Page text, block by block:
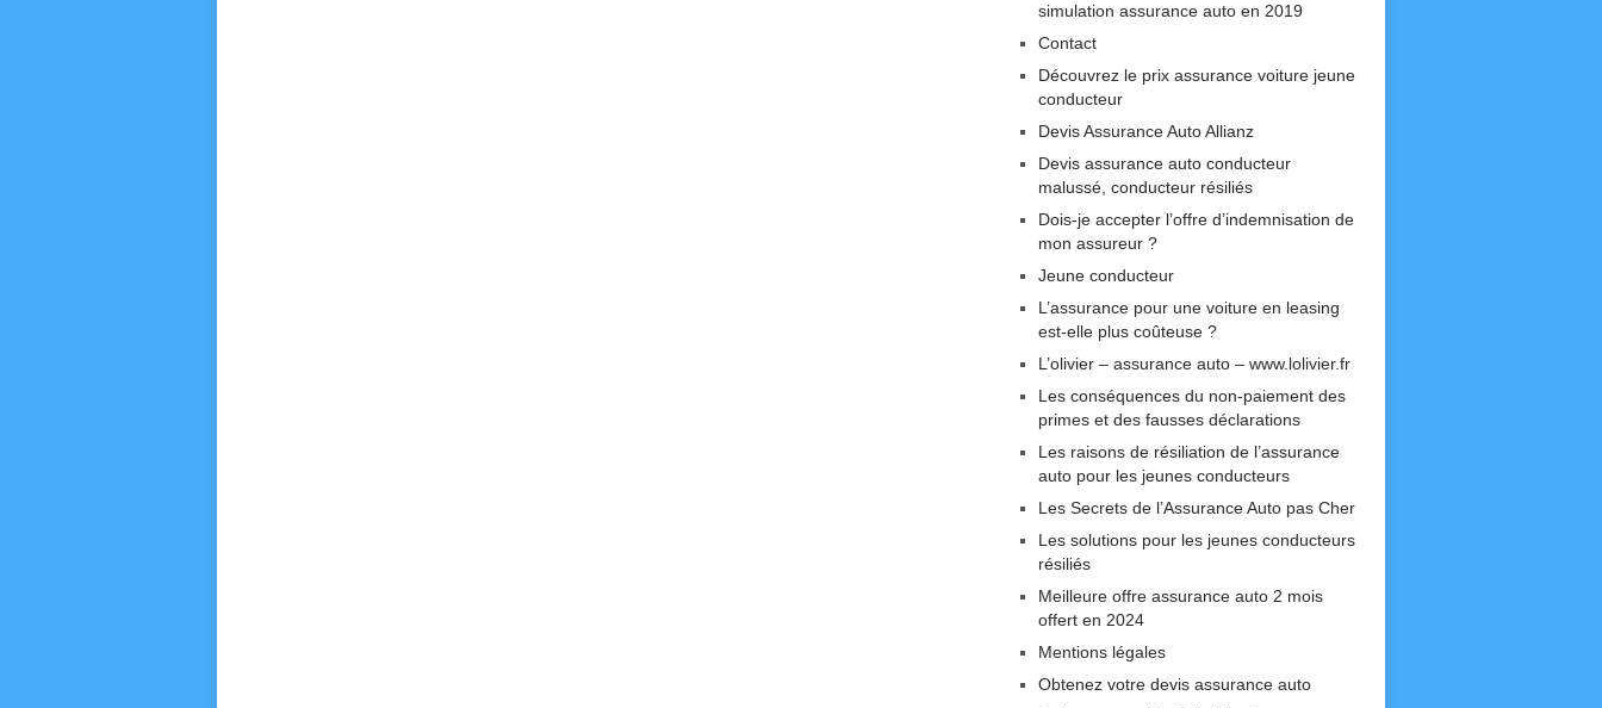
simulation assurance auto en 2019
Contact
Découvrez le prix assurance voiture jeune
conducteur
Devis Assurance Auto Allianz
Devis assurance auto conducteur
malussé, conducteur résiliés
Dois-je accepter l’offre d’indemnisation de
mon assureur ?
Jeune conducteur
L’assurance pour une voiture en leasing
est-elle plus coûteuse ?
L’olivier – assurance auto – www.lolivier.fr
Les conséquences du non-paiement des
primes et des fausses déclarations
Les raisons de résiliation de l’assurance
auto pour les jeunes conducteurs
Les Secrets de l’Assurance Auto pas Cher
Les solutions pour les jeunes conducteurs
résiliés
Meilleure offre assurance auto 2 mois
offert en 2024
Mentions légales
Obtenez votre devis assurance auto